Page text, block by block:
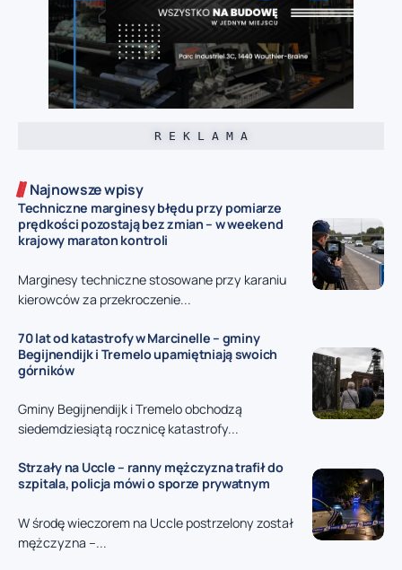
R E K L A M A
Najnowsze wpisy
Techniczne marginesy błędu przy pomiarze
prędkości pozostają bez zmian – w weekend
krajowy maraton kontroli
Marginesy techniczne stosowane przy karaniu
kierowców za przekroczenie...
70 lat od katastrofy w Marcinelle – gminy
Begijnendijk i Tremelo upamiętniają swoich
górników
Gminy Begijnendijk i Tremelo obchodzą
siedemdziesiątą rocznicę katastrofy...
Strzały na Uccle – ranny mężczyzna trafił do
szpitala, policja mówi o sporze prywatnym
W środę wieczorem na Uccle postrzelony został
mężczyzna –...